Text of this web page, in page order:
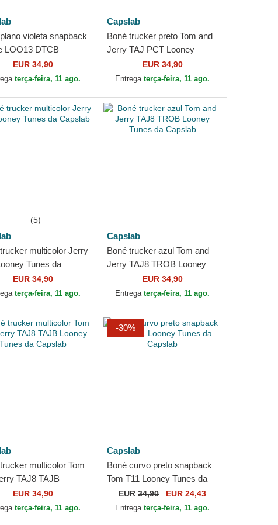
violeta snapback
LOO13 DTCB
Tunes da Capslab
EUR 34,90
terça-feira, 11 ago.
Capslab
Boné trucker preto Tom and
Jerry TAJ PCT Looney
Tunes da Capslab
EUR 34,90
Entregaterça-feira, 11 ago.
(5)
multicolor Jerry
Tunes da
EUR 34,90
terça-feira, 11 ago.
Capslab
Boné trucker azul Tom and
Jerry TAJ8 TROB Looney
Tunes da Capslab
EUR 34,90
Entregaterça-feira, 11 ago.
multicolor Tom
TAJ8 TAJB
Tunes da Capslab
EUR 34,90
terça-feira, 11 ago.
-30%
Capslab
Boné curvo preto snapback
Tom T11 Looney Tunes da
Capslab
EUR34,90 EUR 24,43
Entregaterça-feira, 11 ago.